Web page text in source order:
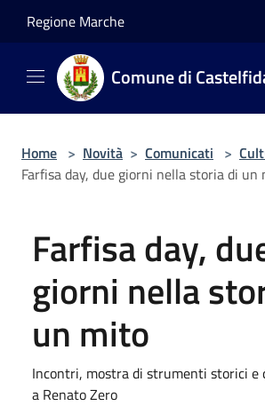
Regione Marche
Comune di
Home > Novità > Comunicati >
Farfisa day, due giorni nella storia di un
Farfisa day,
giorni nella
un mito
Incontri, mostra di strumenti storici
a Renato Zero